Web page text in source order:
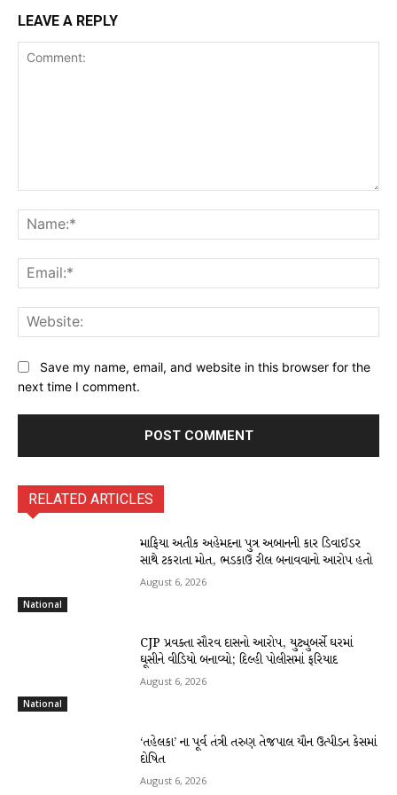
LEAVE A REPLY
Save my name, email, and website in this browser for the
next time I comment.
RELATED ARTICLES
National
માફિયા અતીક અહેમદના પુત્ર અબાનની કાર ડિવાઈડર
સાથે ટકરાતા મોત, ભડકાઉ રીલ બનાવવાનો આરોપ હતો
August 6, 2026
National
CJP પ્રવક્તા સૌરવ દાસનો આરોપ, યુટ્યુબર્સે ઘરમાં
ઘૂસીને વીડિયો બનાવ્યો; દિલ્હી પોલીસમાં ફરિયાદ
August 6, 2026
‘તહેલકા’ ના પૂર્વ તંત્રી તરુણ તેજપાલ યૌન ઉત્પીડન કેસમાં
દોષિત
August 6, 2026